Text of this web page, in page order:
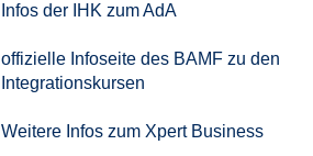
Infos der IHK zum AdA
offizielle Infoseite des BAMF zu den
Integrationskursen
Weitere Infos zum Xpert Business